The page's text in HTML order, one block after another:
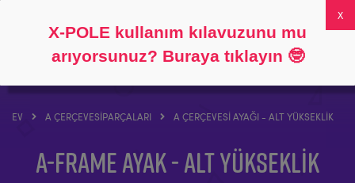
0
EV A ÇERÇEVESIPARÇALARI A ÇERÇEVESI AYAĞI - ALT YÜKSEKLIK
A-Frame Ayak - Alt yükseklik
X-POLE kullanım kılavuzunu mu
arıyorsunuz? Buraya tıklayın 🤓